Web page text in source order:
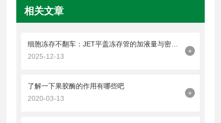
相关文章
2025-12-13
+
了解一下果胶酶的作用有哪些吧
2020-03-13
+